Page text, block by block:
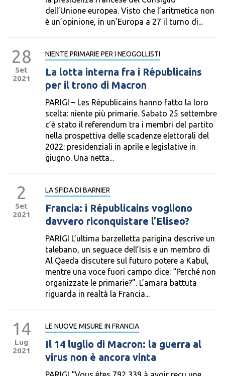
dell’Unione europea. Visto che l’aritmetica non
è un’opinione, in un’Europa a 27 il turno di...
28
Set
2021
NIENTE PRIMARIE PER I NEOGOLLISTI
La lotta interna fra i Républicains
per il trono di Macron
PARIGI – Les Républicains hanno fatto la loro
scelta: niente più primarie. Sabato 25 settembre
c’è stato il referendum tra i membri del partito
nella prospettiva delle scadenze elettorali del
2022: presidenziali in aprile e legislative in
giugno. Una netta...
2
Set
2021
LA SFIDA DI BARNIER
Francia: i Républicains vogliono
davvero riconquistare l’Eliseo?
PARIGI L’ultima barzelletta parigina descrive un
talebano, un seguace dell’Isis e un membro di
Al Qaeda discutere sul futuro potere a Kabul,
mentre una voce fuori campo dice: “Perché non
organizzate le primarie?”. L’amara battuta
riguarda in realtà la Francia...
14
Lug
2021
LE NUOVE MISURE IN FRANCIA
Il 14 luglio di Macron: la guerra al
virus non è ancora vinta